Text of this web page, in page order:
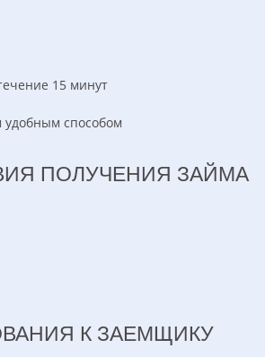
15 минут
способом
ПОЛУЧЕНИЯ ЗАЙМА
К ЗАЕМЩИКУ